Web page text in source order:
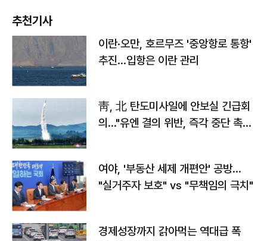
추천기사
이란·오만, 호르무즈 '중앙항로 통항'
추진…입항은 이란 관리
靑, 北 탄도미사일에 안보실 긴급회
의…"유엔 결의 위반, 즉각 중단 촉
여야, '부동산 세제 개편안' 공방…
"실거주자 보호" vs "무책임의 극치"
경제성장까지 갉아먹는 역대급 폭